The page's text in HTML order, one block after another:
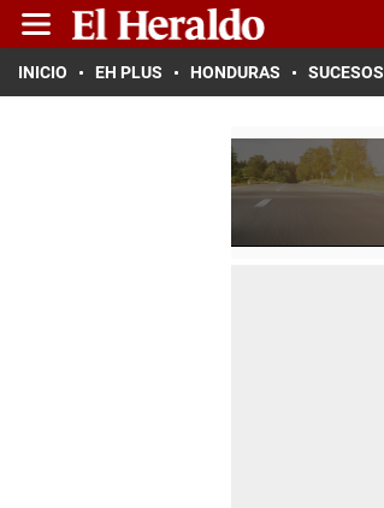
INICIO EH PLUS HONDURAS SUCESOS